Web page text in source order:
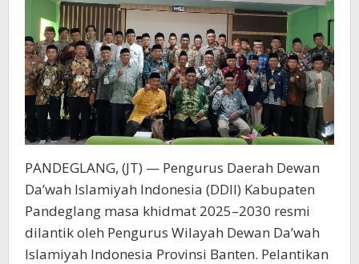
PANDEGLANG, (JT) — Pengurus Daerah Dewan
Da’wah Islamiyah Indonesia (DDII) Kabupaten
Pandeglang masa khidmat 2025–2030 resmi
dilantik oleh Pengurus Wilayah Dewan Da’wah
Islamiyah Indonesia Provinsi Banten. Pelantikan